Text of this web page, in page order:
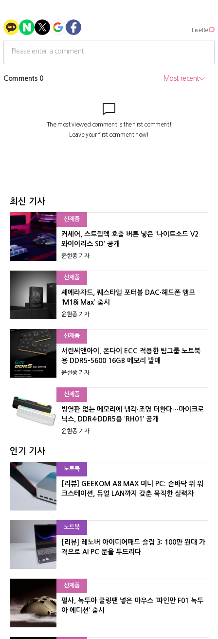
최신 기사
신제품
커세어, 스트림덱 호출 버튼 넣은 ‘나이트소드 V2
와이어리스 SD’ 공개
윤현종 기자
신제품
셰에라자드, 퀘스타일 포터블 DAC·헤드폰 앰프
‘M18i Max’ 출시
윤현종 기자
신제품
서린씨앤아이, 온다이 ECC 적용한 팀그룹 노트북
용 DDR5-5600 16GB 메모리 발매
윤현종 기자
신제품
방열판 없는 메모리에 냉각·조명 더한다…마이크로
닉스, DDR4·DDR5용 ‘RH01’ 공개
윤현종 기자
인기 기사
노트북
[리뷰] GEEKOM A8 MAX 미니 PC: 손바닥 위 워
크스테이션, 듀얼 LAN까지 갖춘 묵직한 실력자
노트북
[리뷰] 레노버 아이디어패드 슬림 3: 100만 원대 가
격으로 AI PC 문을 두드리다
신제품
펄사, 녹투아 쿨링팬 넣은 마우스 ‘파인만 F01 녹투
아 에디션’ 출시